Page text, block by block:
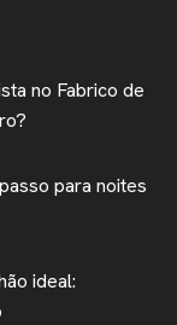
no Fabrico de
para noites
ideal: